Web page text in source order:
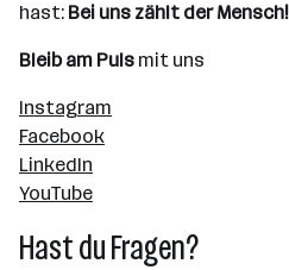
hast: Bei uns zählt der Mensch!
Bleib am Puls mit uns
Instagram
Facebook
LinkedIn
YouTube
Hast du Fragen?